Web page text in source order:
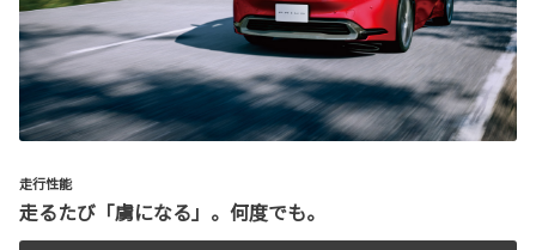
走行性能
走るたび「虜になる」。何度でも。